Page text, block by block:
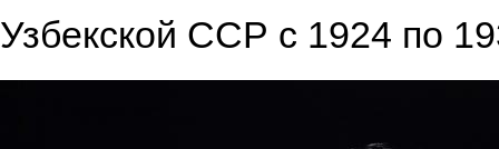
Узбекской ССР с 1924 по